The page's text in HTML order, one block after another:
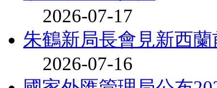
2026-07-17
朱鶴新局長會見新西蘭
2026-07-16